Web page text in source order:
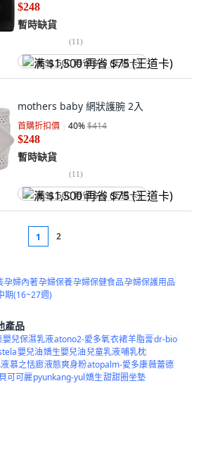
$248
暫時缺貨
(11)
满 $1,500 再省 $75 (王道卡)
mothers baby 網狀護腕 2入
首購折扣價 40%$414
$248
暫時缺貨
(11)
满 $1,500 再省 $75 (王道卡)
1 2
孕婦內著孕婦保養孕婦保健食品孕婦保護用品
期(16~27週)
產品
嬰兒保濕乳液atono2-愛多氧衣裙羊脂膏dr-bio
嬰兒油嬌生嬰兒油兒童乳液哺乳枕
慕之恬廊液態爽身粉atopalm-愛多康薇蕾德
可可麗pyunkang-yul嬌生甜甜圈坐墊